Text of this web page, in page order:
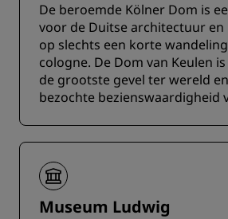
De beroemde Kölner Dom is
voor de Duitse architectuur en
op slechts een korte
cologne. De Dom van Keulen
de grootste gevel ter wereld
bezochte bezienswaardigheid
Museum Ludwig